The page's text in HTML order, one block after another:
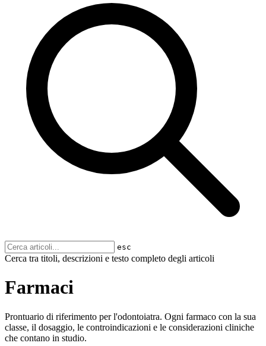
esc
Cerca tra titoli, descrizioni e testo completo degli articoli
Farmaci
Prontuario di riferimento per l'odontoiatra. Ogni farmaco con la sua
classe, il dosaggio, le controindicazioni e le considerazioni cliniche
che contano in studio.